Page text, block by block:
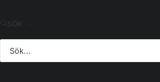
av lokal tysk ek som har vuxit
är därmed finporiga och tillför syre